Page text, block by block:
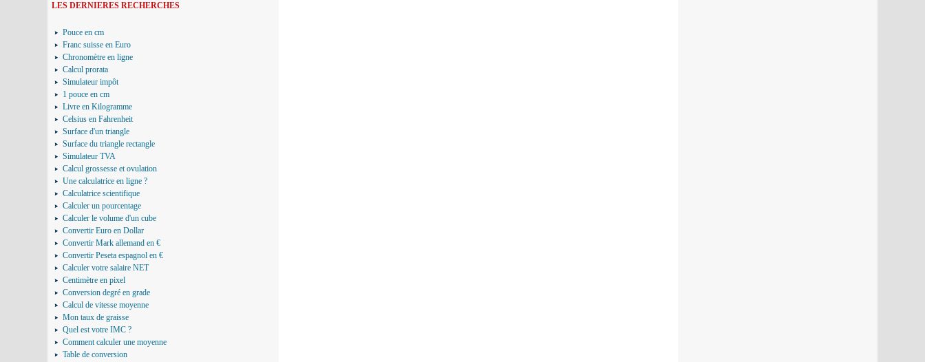
LES DERNIERES RECHERCHES
Pouce en cm
Franc suisse en Euro
Chronomètre en ligne
Calcul prorata
Simulateur impôt
1 pouce en cm
Livre en Kilogramme
Celsius en Fahrenheit
Surface d'un triangle
Surface du triangle rectangle
Simulateur TVA
Calcul grossesse et ovulation
Une calculatrice en ligne ?
Calculatrice scientifique
Calculer un pourcentage
Calculer le volume d'un cube
Convertir Euro en Dollar
Convertir Mark allemand en €
Convertir Peseta espagnol en €
Calculer votre salaire NET
Centimètre en pixel
Conversion degré en grade
Calcul de vitesse moyenne
Mon taux de graisse
Quel est votre IMC ?
Comment calculer une moyenne
Table de conversion